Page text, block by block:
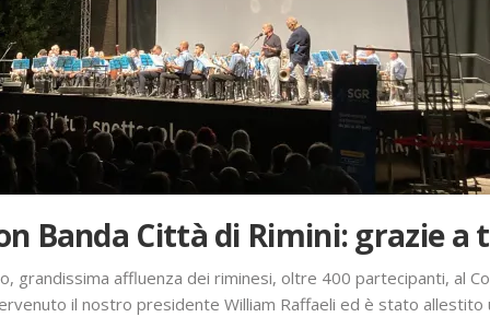
Banda Città di Rimini: grazie a
grandissima affluenza dei riminesi, oltre 400 partecipanti, al
il nostro presidente William Raffaeli ed è stato